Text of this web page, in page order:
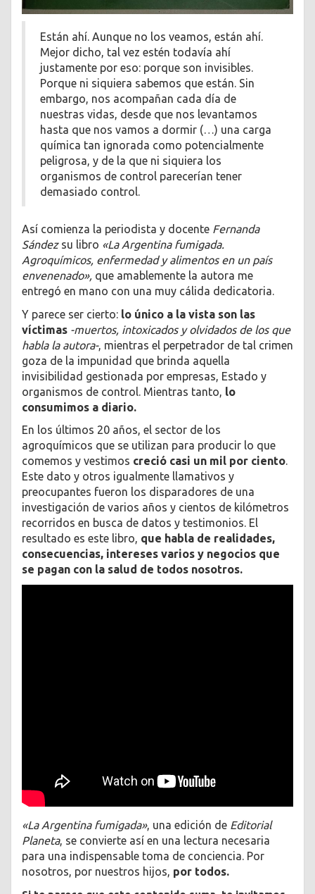
Están ahí. Aunque no los veamos, están ahí.
Mejor dicho, tal vez estén todavía ahí
justamente por eso: porque son invisibles.
Porque ni siquiera sabemos que están. Sin
embargo, nos acompañan cada día de
nuestras vidas, desde que nos levantamos
hasta que nos vamos a dormir (…) una carga
química tan ignorada como potencialmente
peligrosa, y de la que ni siquiera los
organismos de control parecerían tener
demasiado control.
Así comienza la periodista y docente Fernanda
Sándezsu libro «La Argentina fumigada.
Agroquímicos, enfermedad y alimentos en un país
envenenado», que amablemente la autora me
entregó en mano con una muy cálida dedicatoria.
Y parece ser cierto: lo único a la vista son las
víctimas -muertos, intoxicados y olvidados de los que
habla la autora-, mientras el perpetrador de tal crimen
goza de la impunidad que brinda aquella
invisibilidad gestionada por empresas, Estado y
organismos de control. Mientras tanto, lo
consumimos a diario.
En los últimos 20 años, el sector de los
agroquímicos que se utilizan para producir lo que
comemos y vestimos creció casi un mil por ciento.
Este dato y otros igualmente llamativos y
preocupantes fueron los disparadores de una
investigación de varios años y cientos de kilómetros
recorridos en busca de datos y testimonios. El
resultado es este libro, que habla de realidades,
consecuencias, intereses varios y negocios que
se pagan con la salud de todos nosotros.
«La Argentina fumigada», una edición de Editorial
Planeta, se convierte así en una lectura necesaria
para una indispensable toma de conciencia. Por
nosotros, por nuestros hijos, por todos.